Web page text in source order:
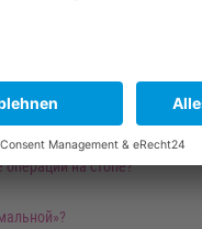
на стопе?